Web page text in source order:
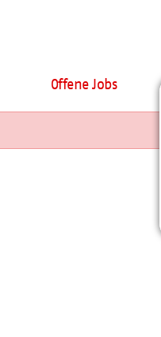
Offene Jobs